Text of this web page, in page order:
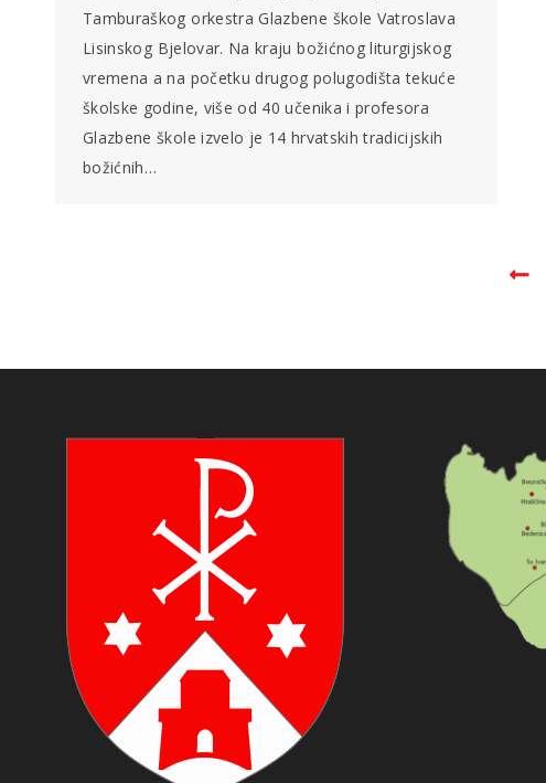
Tamburaškog orkestra Glazbene škole Vatroslava
Lisinskog Bjelovar. Na kraju božićnog liturgijskog
vremena a na početku drugog polugodišta tekuće
školske godine, više od 40 učenika i profesora
Glazbene škole izvelo je 14 hrvatskih tradicijskih
božićnih…